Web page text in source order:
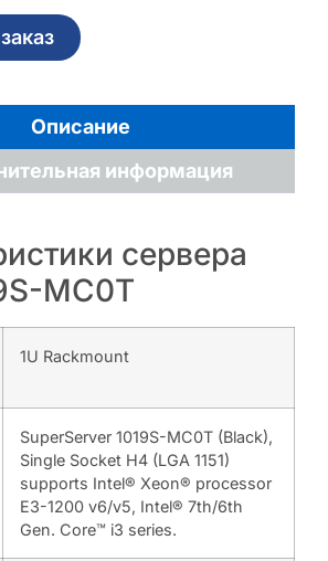
Описание
информация
сервера
MC0T
1U Rackmount
SuperServer 1019S-MC0T (Black),
Single Socket H4 (LGA 1151)
supports Intel® Xeon® processor
E3-1200 v6/v5, Intel® 7th/6th
Gen. Core™ i3 series.